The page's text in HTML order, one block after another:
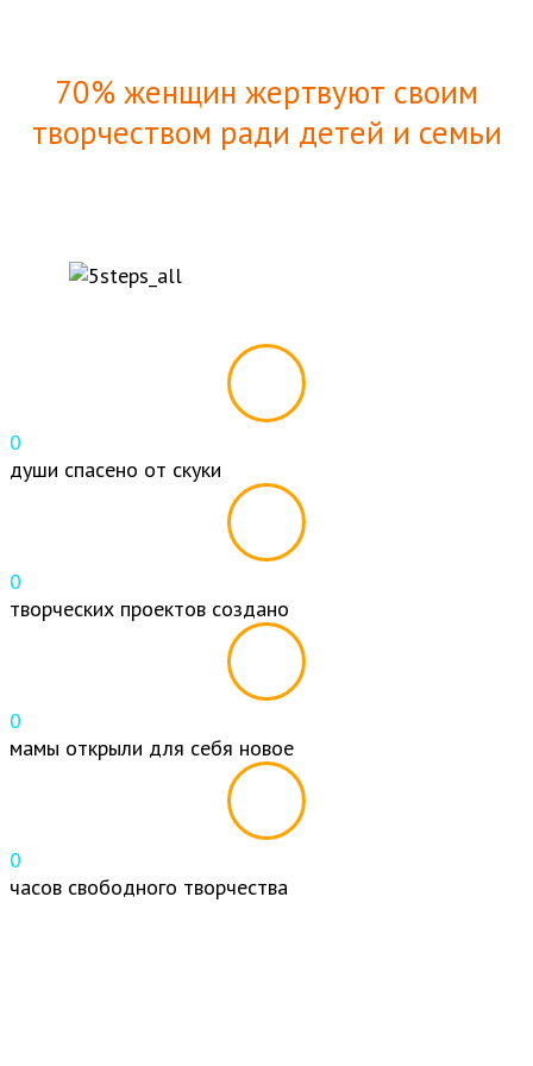
70% женщин жертвуют своим
творчеством ради детей и семьи
0
души спасено от скуки
0
творческих проектов создано
0
мамы открыли для себя новое
0
часов свободного творчества